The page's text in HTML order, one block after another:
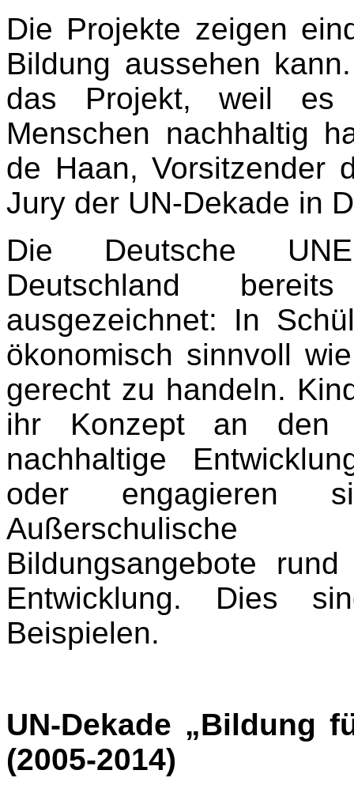
Die Projekte zeigen
Bildung aussehen
das Projekt, weil es
Menschen nachhaltig
de Haan, Vorsitzender
Jury der UN-Dekade in
Die Deutsche
Deutschland
ausgezeichnet: In
ökonomisch sinnvoll
gerecht zu handeln.
ihr Konzept an den
nachhaltige
oder engagieren
Bildungsangebote
Entwicklung. Dies
Beispielen.
UN-Dekade „Bildung
(2005-2014)